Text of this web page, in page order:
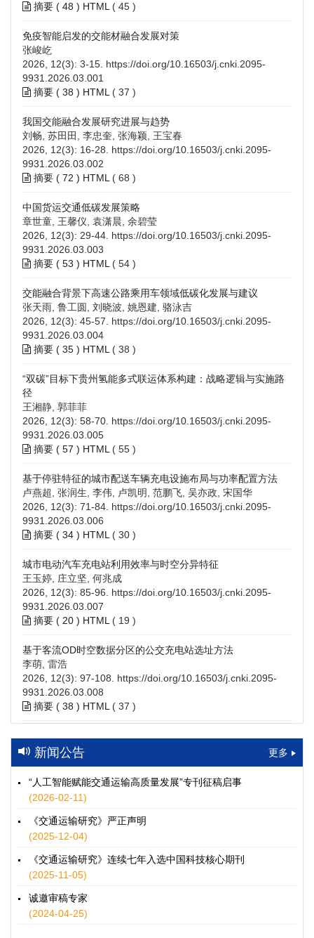
摘要 ( 48 ) HTML ( 45 )
免疫智能启发的交能材融合发展对策
张峻屹
2026, 12(3): 3-15. https://doi.org/10.16503/j.cnki.2095-
9931.2026.03.001
摘要 ( 38 ) HTML ( 37 )
我国交能融合发展研究进展与趋势
刘畅, 苏田田, 李忠奎, 张海颖, 王宝春
2026, 12(3): 16-28. https://doi.org/10.16503/j.cnki.2095-
9931.2026.03.002
摘要 ( 72 ) HTML ( 68 )
中国货运交通低碳发展策略
章世童, 王馨仪, 袁潇晨, 余碧莹
2026, 12(3): 29-44. https://doi.org/10.16503/j.cnki.2095-
9931.2026.03.003
摘要 ( 53 ) HTML ( 54 )
交能融合背景下高速公路乘用车领域低碳化发展与建议
张天雨, 鲁工圆, 刘晓波, 姚恩建, 骆泳吉
2026, 12(3): 45-57. https://doi.org/10.16503/j.cnki.2095-
9931.2026.03.004
摘要 ( 35 ) HTML ( 38 )
“双碳”目标下贵州氢能多式联运体系构建：战略逻辑与实施路
径
王湘静, 郭菲菲
2026, 12(3): 58-70. https://doi.org/10.16503/j.cnki.2095-
9931.2026.03.005
摘要 ( 57 ) HTML ( 55 )
基于停驻特征的城市配送车辆充电设施布局与功率配置方法
卢燕超, 张润生, 李伟, 卢凯明, 范鹏飞, 吴亦政, 宋国华
2026, 12(3): 71-84. https://doi.org/10.16503/j.cnki.2095-
9931.2026.03.006
摘要 ( 34 ) HTML ( 30 )
城市电动汽车充电站利用效率与时空分异特征
王玉婷, 庄立坚, 何兆成
2026, 12(3): 85-96. https://doi.org/10.16503/j.cnki.2095-
9931.2026.03.007
摘要 ( 20 ) HTML ( 19 )
基于客流OD时空数据分区的公交充电站选址方法
李萌, 雷浩
2026, 12(3): 97-108. https://doi.org/10.16503/j.cnki.2095-
9931.2026.03.008
摘要 ( 38 ) HTML ( 37 )
高速公路充电设施技术规划综述：场景需求、技术路线与配置
策略
2026, 12(3): 109-124.https://doi.org/10.16503/j.cnki.2095-
9931.2026.03.009
摘要 (
HTML
水运港-船多能源融合技术及集成应用——以宁波舟山港穿山港
童亮, 袁裕鹏, 袁成清, 唐道贵, 钟晓晖, 严新平
2026, 12(3): 125-136.
9931.2026.03.010
摘要 (29 ) HTML
新闻公告 更多
“人工智能赋能交通运输高质量发展”专刊征稿启事
(2026-02-11)
《交通运输研究》严正声明
(2025-12-04)
《交通运输研究》连续七年入选中国科技核心期刊
(2025-11-05)
诚邀审稿专家
(2024-04-25)